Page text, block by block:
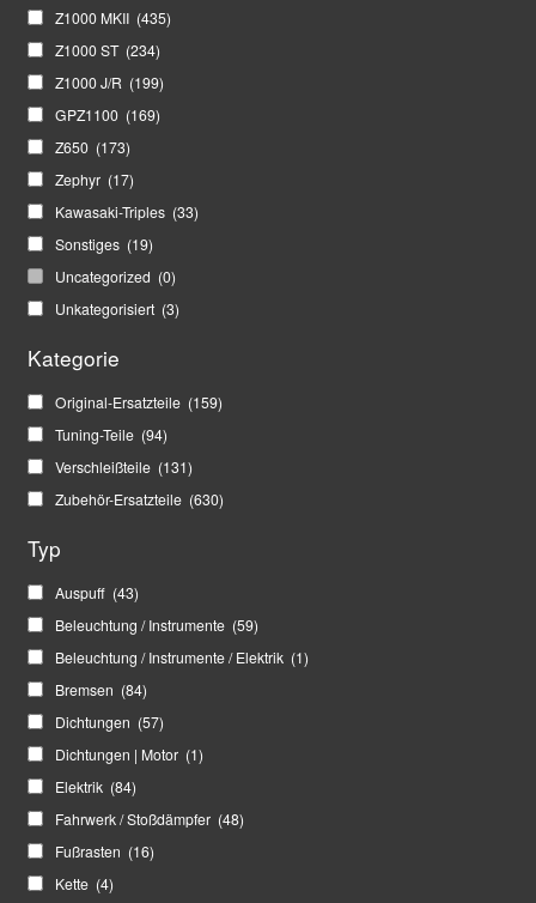
Z1000 MKII (435)
Z1000 ST (234)
Z1000 J/R (199)
GPZ1100 (169)
Z650 (173)
Zephyr (17)
Kawasaki-Triples (33)
Sonstiges (19)
Uncategorized (0)
Unkategorisiert (3)
Kategorie
Original-Ersatzteile (159)
Tuning-Teile (94)
Verschleißteile (131)
Zubehör-Ersatzteile (630)
Typ
Auspuff (43)
Beleuchtung / Instrumente (59)
Beleuchtung / Instrumente / Elektrik (1)
Bremsen (84)
Dichtungen (57)
Dichtungen | Motor (1)
Elektrik (84)
Fahrwerk / Stoßdämpfer (48)
Fußrasten (16)
Kette (4)